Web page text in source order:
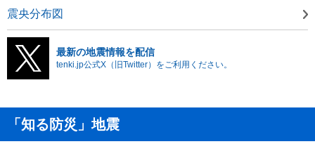
震央分布図
最新の地震情報を配信
tenki.jp公式X（旧Twitter）をご利用ください。
「知る防災」地震